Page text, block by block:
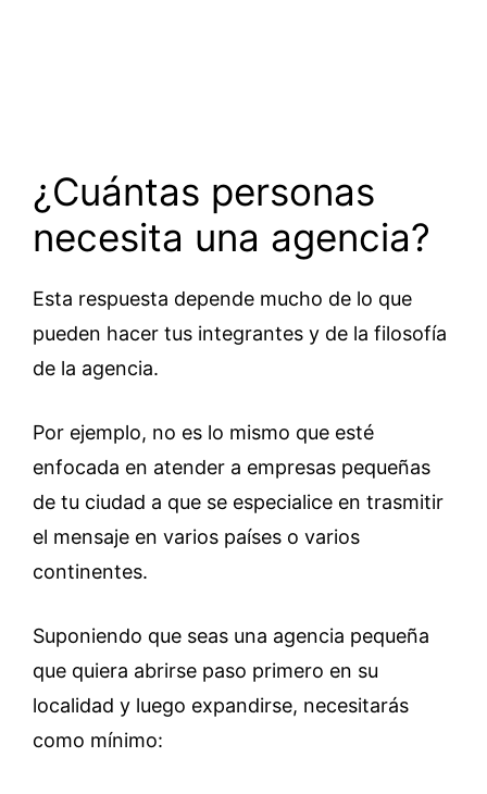
¿Cuántas personas
necesita una agencia?
Esta respuesta depende mucho de lo que
pueden hacer tus integrantes y de la filosofía
de la agencia.
Por ejemplo, no es lo mismo que esté
enfocada en atender a empresas pequeñas
de tu ciudad a que se especialice en trasmitir
el mensaje en varios países o varios
continentes.
Suponiendo que seas una agencia pequeña
que quiera abrirse paso primero en su
localidad y luego expandirse, necesitarás
como mínimo: